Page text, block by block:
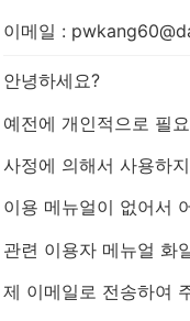
이메일 :
안녕하세요?
예전에 개인적으로 필
사정에 의해서 사용하
이용 메뉴얼이 없어서
관련 이용자 메뉴얼 화
제 이메일로 전송하여